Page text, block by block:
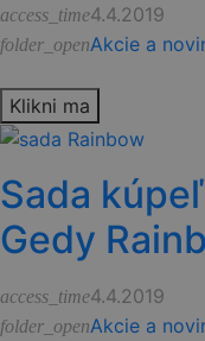
access_time4.4.2019
folder_openAkcie a
Klikni ma
Sada
Gedy
access_time4.4.2019
folder_openAkcie a